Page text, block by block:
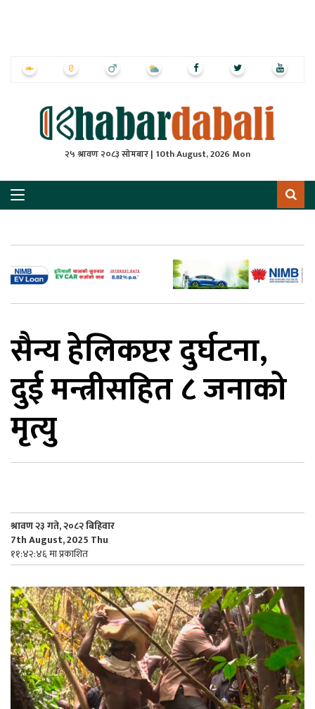
२५ श्रावण २०८३ सोमबार | 10th August, 2026 Mon
सैन्य हेलिकप्टर दुर्घटना,
दुई मन्त्रीसहित ८ जनाको
मृत्यु
श्रावण २३ गते, २०८२ बिहिवार
7th August, 2025 Thu
११:४२:४६ मा प्रकाशित